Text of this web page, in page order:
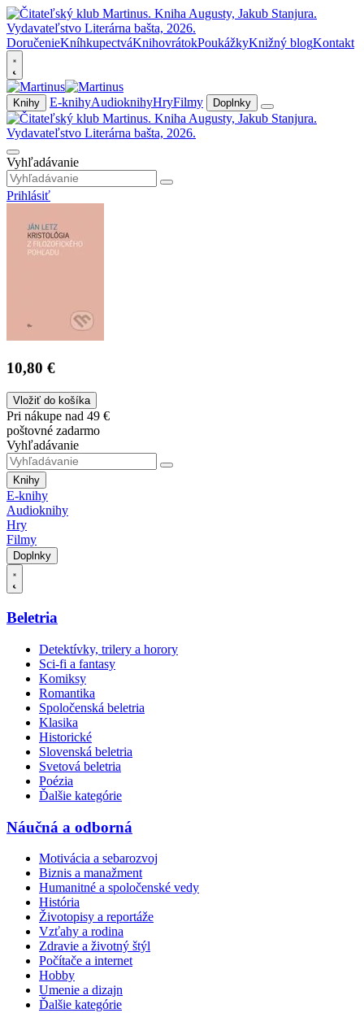
DoručenieKníhkupectváKnihovrátokPoukážkyKnižný blogKontakt
Knihy E-knihyAudioknihyHryFilmy Doplnky
Vyhľadávanie
Prihlásiť
10,80 €
Vložiť do košíka
Pri nákupe nad 49 €
poštovné zadarmo
Vyhľadávanie
Knihy
E-knihy
Audioknihy
Hry
Filmy
Doplnky
Beletria
Detektívky, trilery a horory
Sci-fi a fantasy
Komiksy
Romantika
Spoločenská beletria
Klasika
Historické
Slovenská beletria
Svetová beletria
Poézia
Ďalšie kategórie
Náučná a odborná
Motivácia a sebarozvoj
Biznis a manažment
Humanitné a spoločenské vedy
História
Životopisy a reportáže
Vzťahy a rodina
Zdravie a životný štýl
Počítače a internet
Hobby
Umenie a dizajn
Ďalšie kategórie